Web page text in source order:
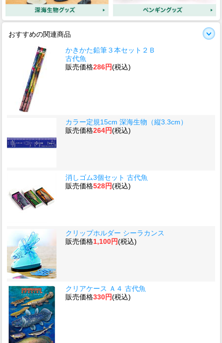
おすすめの関連商品
かきかた鉛筆３本セット２Ｂ
古代魚
販売価格286円(税込)
カラー定規15cm 深海生物（縦3.3cm）
販売価格264円(税込)
消しゴム3個セット 古代魚
販売価格528円(税込)
クリップホルダー シーラカンス
販売価格1,100円(税込)
クリアケース Ａ４ 古代魚
販売価格330円(税込)